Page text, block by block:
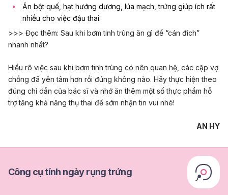
Ăn bột quế, hạt hướng dương, lúa mạch, trứng giúp ích rất
nhiều cho việc đậu thai.
>>> Đọc thêm: Sau khi bơm tinh trùng ăn gì để “cán đích”
nhanh nhất?
Hiểu rõ việc sau khi bơm tinh trùng có nên quan hệ, các cặp vợ
chồng đã yên tâm hơn rồi đúng không nào. Hãy thực hiện theo
đúng chỉ dẫn của bác sĩ và nhớ ăn thêm một số thực phẩm hỗ
trợ tăng khả năng thụ thai để sớm nhận tin vui nhé!
AN HY
Công cụ tính ngày rụng trứng